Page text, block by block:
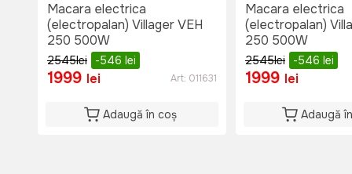
Macara electrica
(electropalan) Villager VEH
250 500W
2545lei -546 lei
1999 lei Art: 011631
Adaugă în coș
Macara electrica
(electropalan)
250 500W
2545lei -546 lei
1999 lei
Adaugă